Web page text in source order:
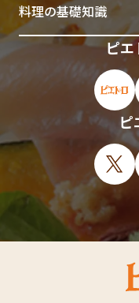
料理の基礎知識
ピ
ピ
ピ
X（